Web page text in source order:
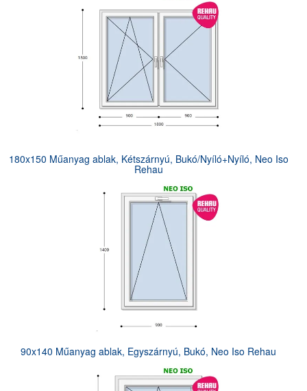
180x150 Műanyag ablak, Kétszárnyú, Bukó/Nyíló+Nyíló, Neo Iso
Rehau
90x140 Műanyag ablak, Egyszárnyú, Bukó, Neo Iso Rehau